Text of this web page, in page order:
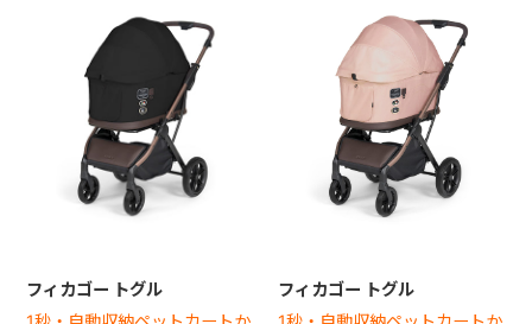
フィカゴー トグル
フィカゴー トグル